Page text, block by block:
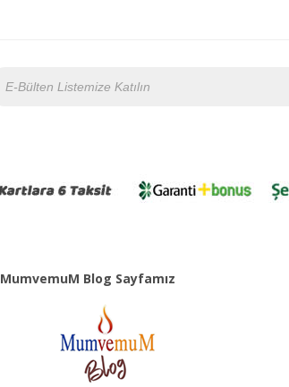
MumvemuM Blog Sayfamız